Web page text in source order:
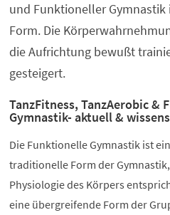
und Funktioneller Gymnastik
Form. Die
die Aufrichtung bewußt
gesteigert.
TanzFitness, TanzAerobic &
Gymnastik- aktuell &
Die Funktionelle Gymnastik ist
traditionelle Form der
Physiologie des Körpers
eine übergreifende Form der